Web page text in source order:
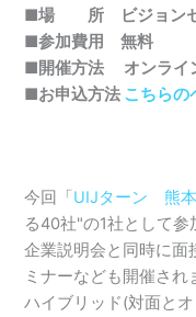
■場 所 ビジョンセ
■参加費用 無料
■開催方法 オンライ
■お申込方法 こちらの
今回「 UIJターン 熊
る40社"の1社として参
企業説明会と同時に面
ミナーなども開催され
ハイブリッド(対面と